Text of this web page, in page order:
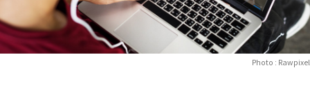
Photo : Rawpixel